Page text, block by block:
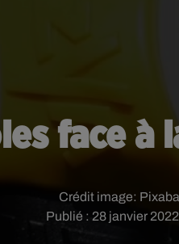
face
Publié : 28 janvier
Crédit image: